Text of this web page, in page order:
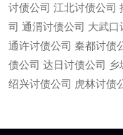
讨债公司 江北讨债公司
司 通渭讨债公司 大武口
通许讨债公司 秦都讨债
债公司 达日讨债公司 乡
绍兴讨债公司 虎林讨债
微信